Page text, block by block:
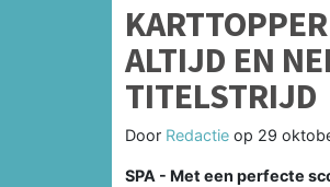
ALTIJD EN
TITELSTRIJD
Door Redactie op 29
SPA - Met een perfecte